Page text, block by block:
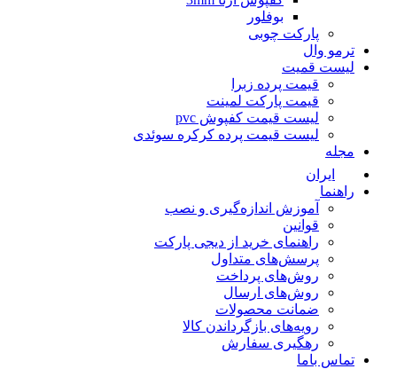
بوفلور
پارکت چوبی
ترمو وال
لیست قمیت
قیمت پرده زبرا
قیمت پارکت لمینت
لیست قیمت کفپوش pvc
لیست قیمت پرده کرکره سوئدی
مجله
ایران
راهنما
آموزش اندازه‌گیری و نصب
قوانین
راهنمای خرید از دیجی پارکت
پرسش‌های متداول
روش‌های پرداخت
روش‌های ارسال
ضمانت محصولات
رویه‌های بازگرداندن کالا
رهگیری سفارش
تماس باما